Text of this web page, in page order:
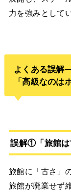
力を強みとして
よくある誤解
「高級なのは
誤解①「旅館は
旅館に「古さ」
旅館が廃業せず